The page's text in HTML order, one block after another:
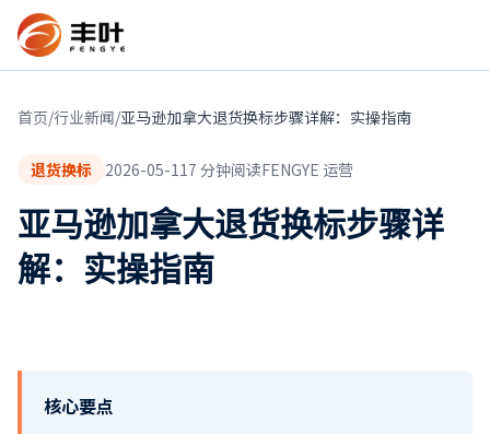
首页/行业新闻/亚马逊加拿大退货换标步骤详解：实操指南
退货换标 2026-05-117 分钟阅读FENGYE 运营
亚马逊加拿大退货换标步骤详
解：实操指南
核心要点